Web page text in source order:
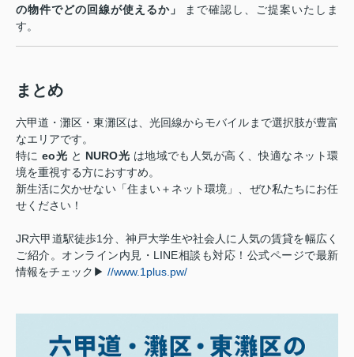
の物件でどの回線が使えるか」
まで確認し、ご提案いたしま
す。
まとめ
六甲道・灘区・東灘区は、光回線からモバイルまで選択肢が豊富
なエリアです。
特にeo光 と NURO光 は地域でも人気が高く、快適なネット環
境を重視する方におすすめ。
新生活に欠かせない「住まい＋ネット環境」、ぜひ私たちにお任
せください！
JR六甲道駅徒歩1分、神戸大学生や社会人に人気の賃貸を幅広く
ご紹介。オンライン内見・LINE相談も対応！公式ページで最新
情報をチェック▶ //www.1plus.pw/